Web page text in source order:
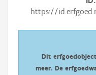
Persoon of collectief
https://
Dit
meer. De